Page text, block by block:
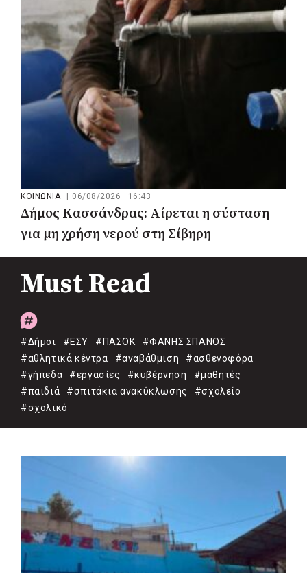
πόρους του ΕΣΠΑ
ΚΟΙΝΩΝΙΑ | 06/08/2026 · 16:43
Δήμος Κασσάνδρας: Αίρεται η σύσταση
για μη χρήση νερού στη Σίβηρη
Must Read
#Δήμοι #ΕΣΥ #ΠΑΣΟΚ
#ΦΑΝΗΣ ΣΠΑΝΟΣ
#αθλητικά κέντρα
#αναβάθμιση
#ασθενοφόρα
#γήπεδα
#εργασίες #κυβέρνηση
#μαθητές
#παιδιά
#σπιτάκια ανακύκλωσης
#σχολείο
#σχολικό